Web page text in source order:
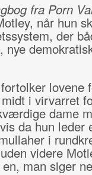
fra Porn
når hun
der
nye
lovene
i virvarret
dame
da hun leder
i
videre
man siger